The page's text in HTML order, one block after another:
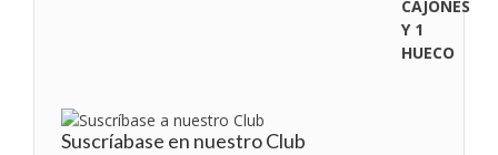
Suscríabase en nuestro Club